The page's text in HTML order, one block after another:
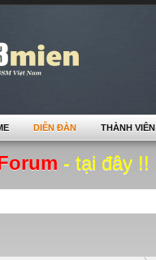
- tại đây !!
DIỄN ĐÀN THÀNH VIÊN